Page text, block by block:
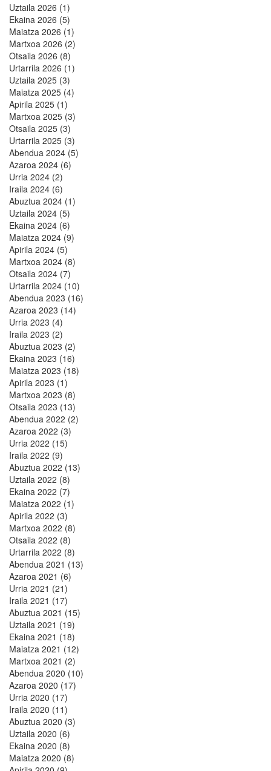
Uztaila 2026 (1)
Ekaina 2026 (5)
Maiatza 2026 (1)
Martxoa 2026 (2)
Otsaila 2026 (8)
Urtarrila 2026 (1)
Uztaila 2025 (3)
Maiatza 2025 (4)
Apirila 2025 (1)
Martxoa 2025 (3)
Otsaila 2025 (3)
Urtarrila 2025 (3)
Abendua 2024 (5)
Azaroa 2024 (6)
Urria 2024 (2)
Iraila 2024 (6)
Abuztua 2024 (1)
Uztaila 2024 (5)
Ekaina 2024 (6)
Maiatza 2024 (9)
Apirila 2024 (5)
Martxoa 2024 (8)
Otsaila 2024 (7)
Urtarrila 2024 (10)
Abendua 2023 (16)
Azaroa 2023 (14)
Urria 2023 (4)
Iraila 2023 (2)
Abuztua 2023 (2)
Ekaina 2023 (16)
Maiatza 2023 (18)
Apirila 2023 (1)
Martxoa 2023 (8)
Otsaila 2023 (13)
Abendua 2022 (2)
Azaroa 2022 (3)
Urria 2022 (15)
Iraila 2022 (9)
Abuztua 2022 (13)
Uztaila 2022 (8)
Ekaina 2022 (7)
Maiatza 2022 (1)
Apirila 2022 (3)
Martxoa 2022 (8)
Otsaila 2022 (8)
Urtarrila 2022 (8)
Abendua 2021 (13)
Azaroa 2021 (6)
Urria 2021 (21)
Iraila 2021 (17)
Abuztua 2021 (15)
Uztaila 2021 (19)
Ekaina 2021 (18)
Maiatza 2021 (12)
Martxoa 2021 (2)
Abendua 2020 (10)
Azaroa 2020 (17)
Urria 2020 (17)
Iraila 2020 (11)
Abuztua 2020 (3)
Uztaila 2020 (6)
Ekaina 2020 (8)
Maiatza 2020 (8)